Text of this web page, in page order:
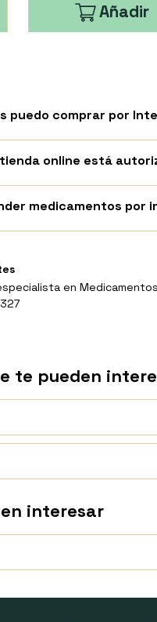
Añadir
puedo comprar por
online está
medicamentos por
en
te pueden
interesar